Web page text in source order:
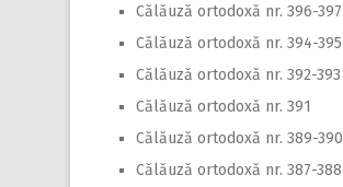
Călăuză ortodoxă nr. 396-397
Călăuză ortodoxă nr. 394-395
Călăuză ortodoxă nr. 392-393
Călăuză ortodoxă nr. 391
Călăuză ortodoxă nr. 389-390
Călăuză ortodoxă nr. 387-388